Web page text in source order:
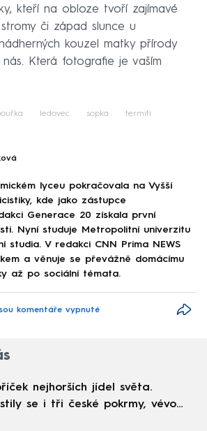
kteří na obloze tvoří zajímavé
či západ slunce u
kouzel matky přírody
Která fotografie je vaším
ledovec sopka termiti
lyceu pokračovala na Vyšší
kde jako zástupce
Generace 20 získala první
Nyní studuje Metropolitní univerzitu
studia. V redakci CNN Prima NEWS
a věnuje se převážně domácímu
až po sociální témata.
komentáře vypnuté
nejhorších jídel světa.
se i tři české pokrmy, vévodí